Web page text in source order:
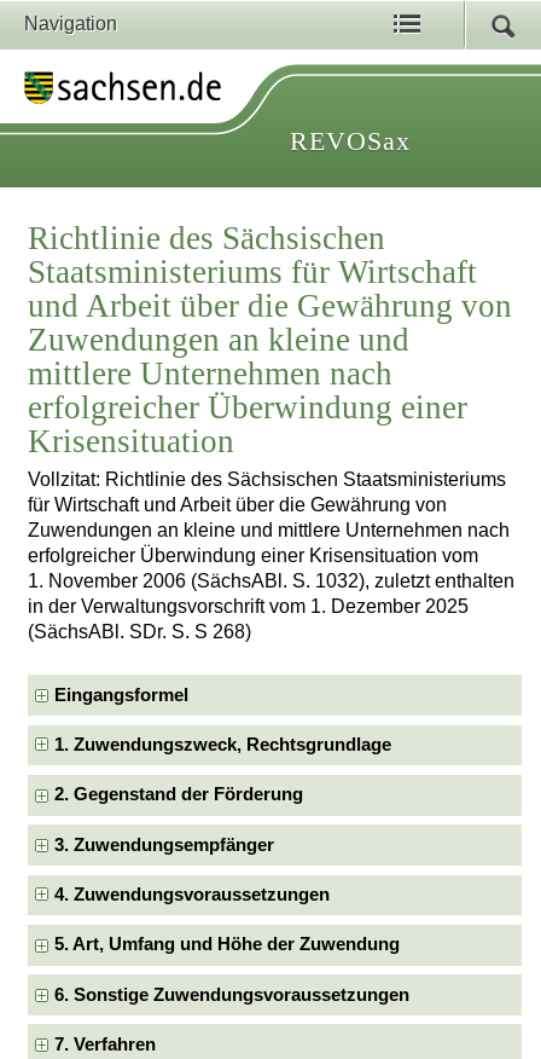
Navigation
REVOSax
Richtlinie des Sächsischen
Staatsministeriums für Wirtschaft
und Arbeit über die Gewährung von
Zuwendungen an kleine und
mittlere Unternehmen nach
erfolgreicher Überwindung einer
Krisensituation
Vollzitat: Richtlinie des Sächsischen Staatsministeriums
für Wirtschaft und Arbeit über die Gewährung von
Zuwendungen an kleine und mittlere Unternehmen nach
erfolgreicher Überwindung einer Krisensituation vom
1. November 2006 (SächsABl. S. 1032), zuletzt enthalten
in der Verwaltungsvorschrift vom 1. Dezember 2025
(SächsABl. SDr. S. S 268)
Eingangsformel
1. Zuwendungszweck, Rechtsgrundlage
2. Gegenstand der Förderung
3. Zuwendungsempfänger
4. Zuwendungsvoraussetzungen
5. Art, Umfang und Höhe der Zuwendung
6. Sonstige Zuwendungsvoraussetzungen
7. Verfahren